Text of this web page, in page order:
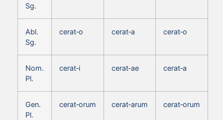
Sg.
Abl.
Sg.
cerat‑o cerat‑a cerat‑o
Nom.
Pl.
cerat‑i cerat‑ae cerat‑a
Gen.
Pl.
cerat‑orum cerat‑arum cerat‑orum